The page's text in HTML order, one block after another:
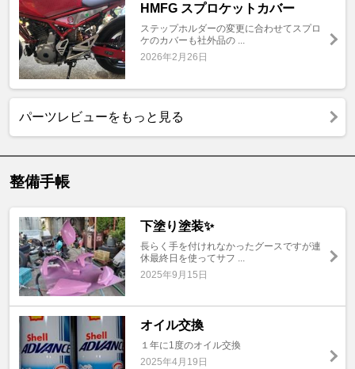
HMFG スプロケットカバー
ステップホルダーの変更に合わせてスプロ
ケのカバーも社外品の ...
2026年2月26日
パーツレビューをもっと見る
整備手帳
下塗り塗装✨
長らく手を付けれなかったグースですが連
休最終日を使ってサフ ...
2025年9月15日
オイル交換
１年に1度のオイル交換
2025年4月19日